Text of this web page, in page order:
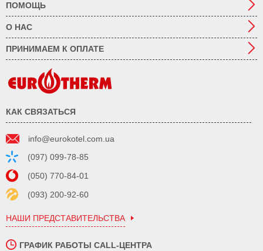
ПОМОЩЬ
О НАС
ПРИНИМАЕМ К ОПЛАТЕ
КАК СВЯЗАТЬСЯ
info@eurokotel.com.ua
(097) 099-78-85
(050) 770-84-01
(093) 200-92-60
НАШИ ПРЕДСТАВИТЕЛЬСТВА
ГРАФИК РАБОТЫ CALL-ЦЕНТРА